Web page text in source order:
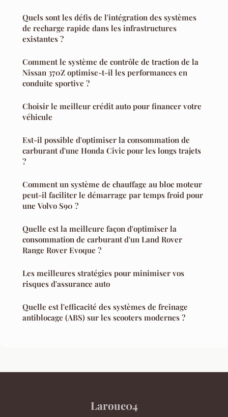
Quels sont les défis de l'intégration des systèmes
de recharge rapide dans les infrastructures
existantes ?
Comment le système de contrôle de traction de la
Nissan 370Z optimise-t-il les performances en
conduite sportive ?
Choisir le meilleur crédit auto pour financer votre
véhicule
Est-il possible d'optimiser la consommation de
carburant d'une Honda Civic pour les longs trajets
?
Comment un système de chauffage au bloc moteur
peut-il faciliter le démarrage par temps froid pour
une Volvo S90 ?
Quelle est la meilleure façon d'optimiser la
consommation de carburant d'un Land Rover
Range Rover Evoque ?
Les meilleures stratégies pour minimiser vos
risques d'assurance auto
Quelle est l'efficacité des systèmes de freinage
antiblocage (ABS) sur les scooters modernes ?
Laroue04